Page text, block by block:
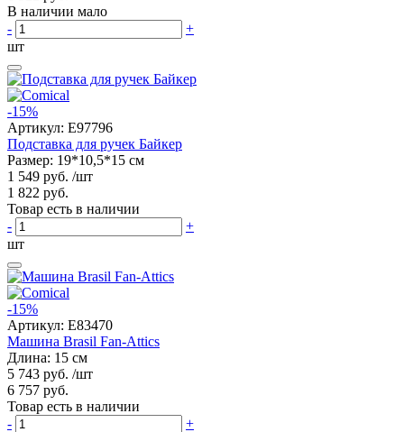
В наличии мало
-
+
шт
-15%
Артикул: E97796
Подставка для ручек Байкер
Размер: 19*10,5*15 см
1 549 руб. /шт
1 822 руб.
Товар есть в наличии
-
+
шт
-15%
Артикул: E83470
Машина Brasil Fan-Attics
Длина: 15 см
5 743 руб. /шт
6 757 руб.
Товар есть в наличии
-
+